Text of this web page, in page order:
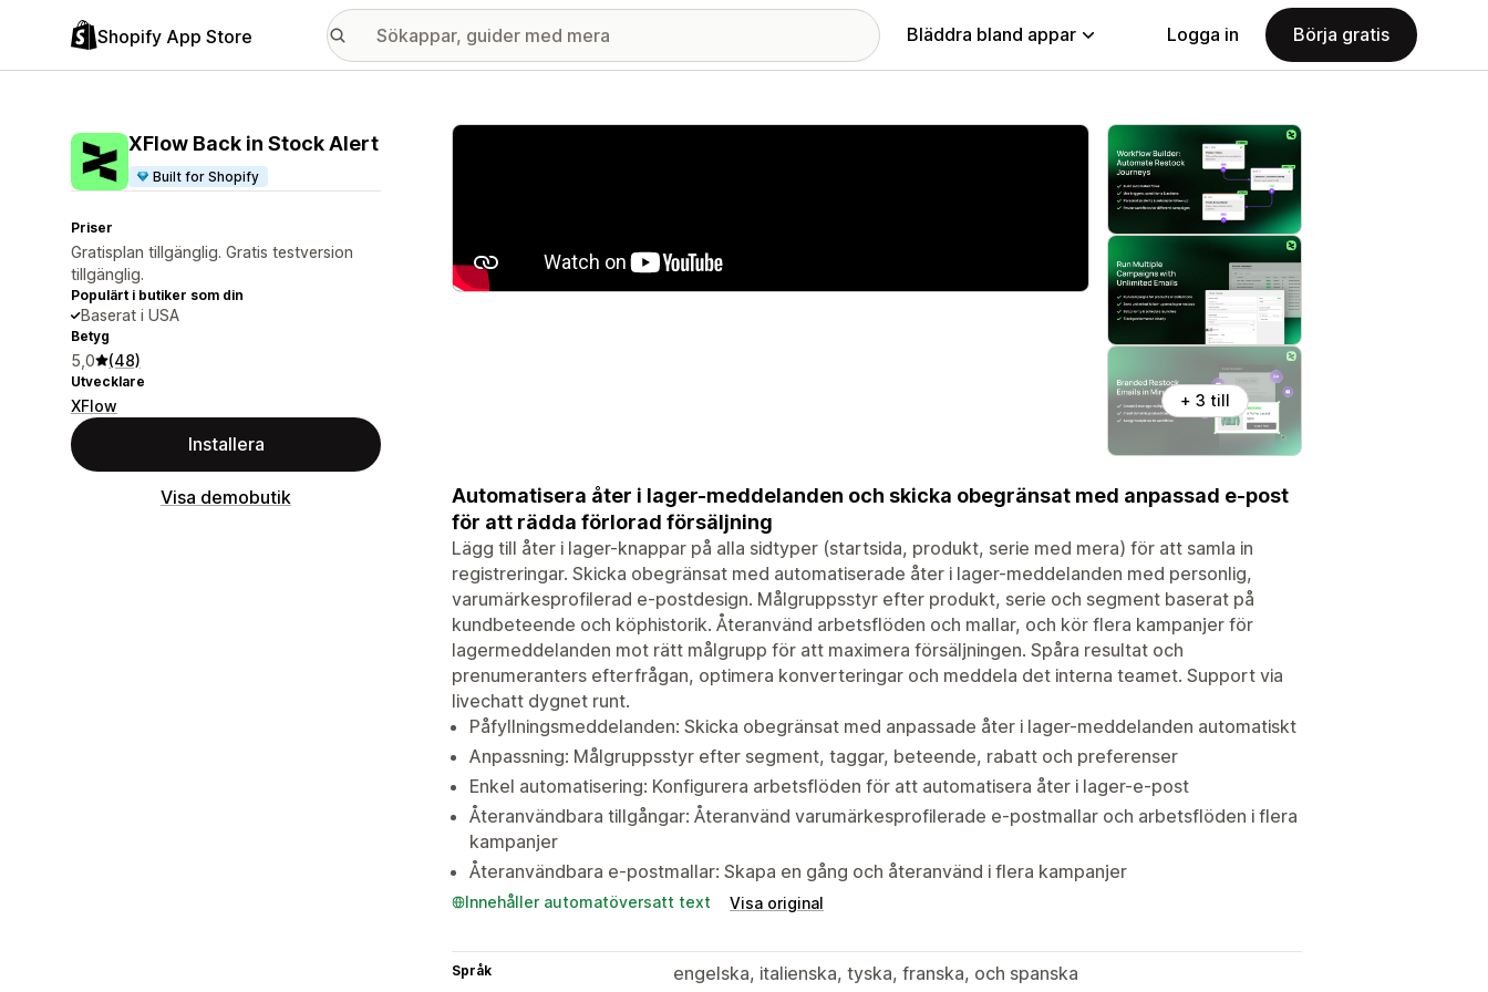
Shopify App Store Bläddra bland appar Logga in Börja gratis
XFlow Back in Stock Alert
Built for Shopify
Priser
Gratisplan tillgänglig. Gratis testversion
tillgänglig.
Populärt i butiker som din
Baserat i USA
Betyg
5,0 (48)
Utvecklare
XFlow
Installera
Visa demobutik
Galleri med utvalda bilder
+ 3 till
Automatisera åter i lager-meddelanden och skicka obegränsat med anpassad e-post
för att rädda förlorad försäljning
Lägg till åter i lager-knappar på alla sidtyper (startsida, produkt, serie med mera) för att samla in
registreringar. Skicka obegränsat med automatiserade åter i lager-meddelanden med personlig,
varumärkesprofilerad e-postdesign. Målgruppsstyr efter produkt, serie och segment baserat på
kundbeteende och köphistorik. Återanvänd arbetsflöden och mallar, och kör flera kampanjer för
lagermeddelanden mot rätt målgrupp för att maximera försäljningen. Spåra resultat och
prenumeranters efterfrågan, optimera konverteringar och meddela det interna teamet. Support via
livechatt dygnet runt.
Påfyllningsmeddelanden: Skicka obegränsat med anpassade åter i lager-meddelanden automatiskt
Anpassning: Målgruppsstyr efter segment, taggar, beteende, rabatt och preferenser
Enkel automatisering: Konfigurera arbetsflöden för att automatisera åter i lager-e-post
Återanvändbara tillgångar: Återanvänd varumärkesprofilerade e-postmallar och arbetsflöden i flera
kampanjer
Återanvändbara e-postmallar: Skapa en gång och återanvänd i flera kampanjer
Innehåller automatöversatt text Visa original
Språk
engelska, italienska, tyska, franska, och spanska